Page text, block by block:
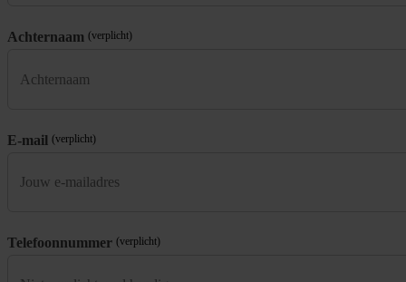
Achternaam (verplicht)
E-mail (verplicht)
Telefoonnummer (verplicht)